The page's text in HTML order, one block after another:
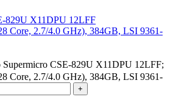
829U X11DPU 12LFF
Core, 2.7/4.0 GHz), 384GB, LSI 9361-
Supermicro CSE-829U X11DPU 12LFF;
Core, 2.7/4.0 GHz), 384GB, LSI 9361-
+